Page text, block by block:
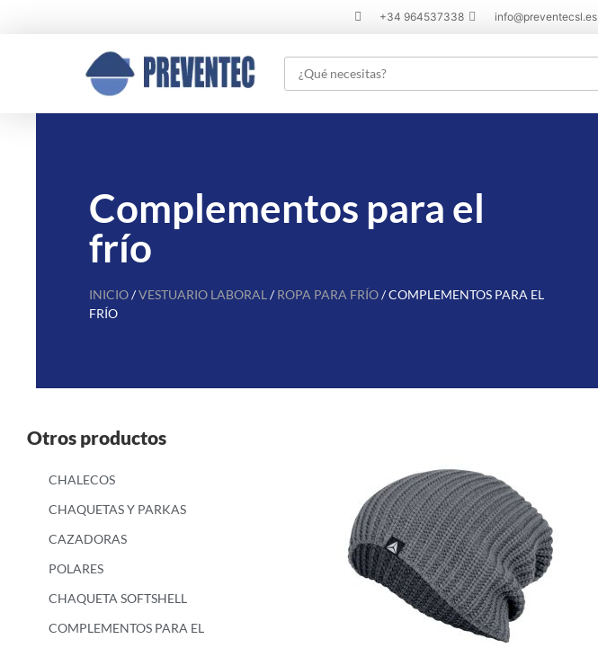
+34 964537338 info@preventecsl.es
Complementos para el
frío
INICIO/VESTUARIO LABORAL /ROPA PARA FRÍO/ COMPLEMENTOS PARA EL
FRÍO
Otros productos
CHALECOS
CHAQUETAS Y PARKAS
CAZADORAS
POLARES
CHAQUETA SOFTSHELL
COMPLEMENTOS PARA EL